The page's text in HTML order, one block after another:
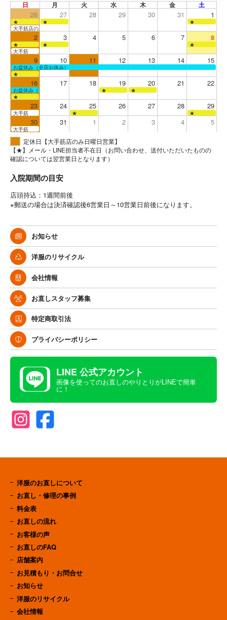
日 月 火 水 木 金 土
26 27 28 29 30 31 1
★ ★
★
大手筋店のみ営業
2 3 4 5 6 7 8
★ ★
★
大手筋
9 10 11 12 13 14 15
お盆休み（全店お休み）
★
16 17 18 19 20 21 22
お盆休み（全店お休み） ★
★
★
23 24 25 26 27 28 29
大手筋 ★ ★
30 31 1 2 3 4 5
大手筋
定休日【大手筋店のみ日曜日営業】
【★】メール・LINE担当者不在日（お問い合わせ、送付いただいたものの
確認については翌営業日となります）
入院期間の目安
店頭持込：1週間前後
※郵送の場合は決済確認後6営業日～10営業日前後になります。
お知らせ
洋服のリサイクル
会社情報
お直しスタッフ募集
特定商取引法
プライバシーポリシー
LINE 公式アカウント
画像を使ってのお直しのやりとりがLINEで簡単
に！
洋服のお直しについて
お直し・修理の事例
料金表
お直しの流れ
お客様の声
お直しのFAQ
店舗案内
お見積もり・お問合せ
お知らせ
洋服のリサイクル
会社情報